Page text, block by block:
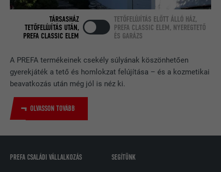
A PREFA termékeinek csekély súlyának köszönhetően
gyerekjáték a tető és homlokzat felújítása – és a kozmetikai
beavatkozás után még jól is néz ki.
OLVASSON TOVÁBB
TÁRSASHÁZ
TETŐFELÚJÍTÁS UTÁN,
PREFA CLASSIC ELEM
TETŐFELÚJÍTÁS ELŐTT ÁLLÓ HÁZ,
PREFA CLASSIC ELEM, NYEREGTETŐ
ÉS GARÁZS
PREFA CSALÁDI VÁLLALKOZÁS SEGÍTÜNK
NÉV bcookie
FOLYAMAT 2 év
CÉL
NÉV bscookie